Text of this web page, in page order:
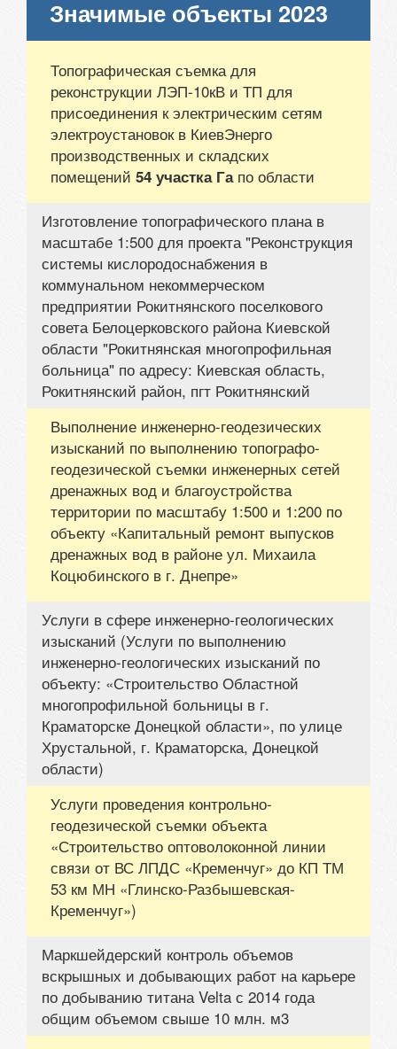
Значимые объекты 2023
Топографическая съемка для
реконструкции ЛЭП-10кВ и ТП для
присоединения к электрическим сетям
электроустановок в КиевЭнерго
производственных и складских
помещений 54 участка Гапо области
Изготовление топографического плана в
масштабе 1:500 для проекта "Реконструкция
системы кислородоснабжения в
коммунальном некоммерческом
предприятии Рокитнянского поселкового
совета Белоцерковского района Киевской
области "Рокитнянская многопрофильная
больница" по адресу: Киевская область,
Рокитнянский район, пгт Рокитнянский
Выполнение инженерно-геодезических
изысканий по выполнению топографо-
геодезической съемки инженерных сетей
дренажных вод и благоустройства
территории по масштабу 1:500 и 1:200 по
объекту «Капитальный ремонт выпусков
дренажных вод в районе ул. Михаила
Коцюбинского в г. Днепре»
Услуги в сфере инженерно-геологических
изысканий (Услуги по выполнению
инженерно-геологических изысканий по
объекту: «Строительство Областной
многопрофильной больницы в г.
Краматорске Донецкой области», по улице
Хрустальной, г. Краматорска, Донецкой
области)
Услуги проведения контрольно-
геодезической съемки объекта
«Строительство оптоволоконной линии
связи от ВС ЛПДС «Кременчуг» до КП ТМ
53 км МН «Глинско-Разбышевская-
Кременчуг»)
Маркшейдерский контроль объемов
вскрышных и добывающих работ на карьере
по добыванию титана Velta с 2014 года
общим объемом свыше 10 млн. м3